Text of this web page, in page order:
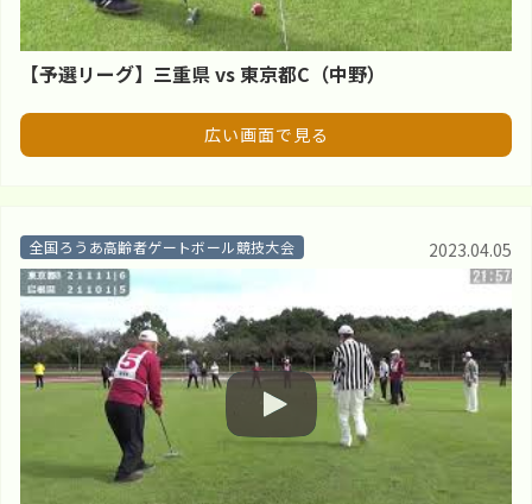
【予選リーグ】三重県 vs 東京都C（中野）
広い画面で見る
全国ろうあ高齢者ゲートボール競技大会 2023.04.05